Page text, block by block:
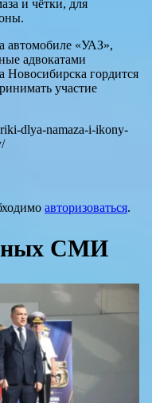
и чётки, для
автомобиле «УАЗ»,
адвокатами
Новосибирска гордится
участие
dlya-namaza-i-ikony-
авторизоваться.